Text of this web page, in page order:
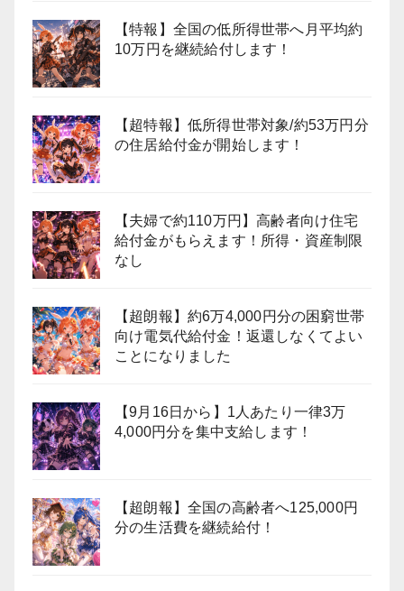
【特報】全国の低所得世帯へ月平均約
10万円を継続給付します！
【超特報】低所得世帯対象/約53万円分
の住居給付金が開始します！
【夫婦で約110万円】高齢者向け住宅
給付金がもらえます！所得・資産制限
なし
【超朗報】約6万4,000円分の困窮世帯
向け電気代給付金！返還しなくてよい
ことになりました
【9月16日から】1人あたり一律3万
4,000円分を集中支給します！
【超朗報】全国の高齢者へ125,000円
分の生活費を継続給付！